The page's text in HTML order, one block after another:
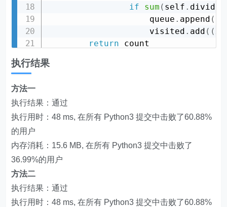
if
sum ( self .
                    queue
. append (
                    visited
. add ( (x
return
执行结果
方法一
执行结果：通过
执行用时：48 ms, 在所有 Python3 提交中击败了60.88%
的用户
内存消耗：15.6 MB, 在所有 Python3 提交中击败了
36.99%的用户
方法二
执行结果：通过
执行用时：48 ms, 在所有 Python3 提交中击败了60.88%